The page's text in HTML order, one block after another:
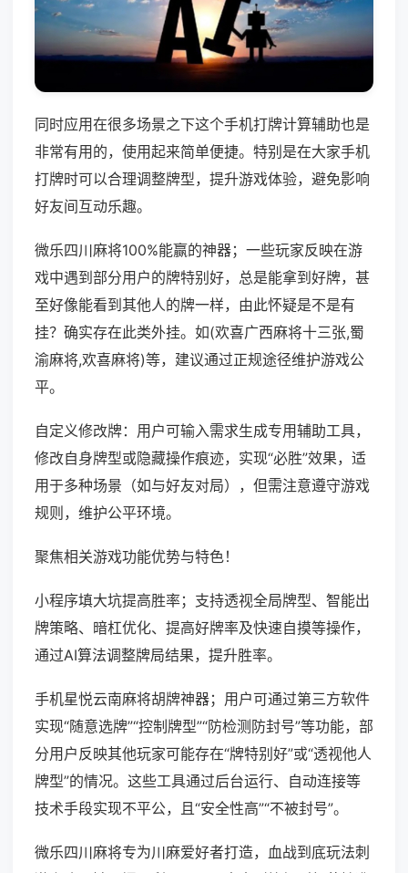
同时应用在很多场景之下这个手机打牌计算辅助也是
非常有用的，使用起来简单便捷。特别是在大家手机
打牌时可以合理调整牌型，提升游戏体验，避免影响
好友间互动乐趣。
微乐四川麻将100%能赢的神器；一些玩家反映在游
戏中遇到部分用户的牌特别好，总是能拿到好牌，甚
至好像能看到其他人的牌一样，由此怀疑是不是有
挂？确实存在此类外挂。如(欢喜广西麻将十三张,蜀
渝麻将,欢喜麻将)等，建议通过正规途径维护游戏公
平。
自定义修改牌：用户可输入需求生成专用辅助工具，
修改自身牌型或隐藏操作痕迹，实现“必胜”效果，适
用于多种场景（如与好友对局），但需注意遵守游戏
规则，维护公平环境。
聚焦相关游戏功能优势与特色！
小程序填大坑提高胜率；支持透视全局牌型、智能出
牌策略、暗杠优化、提高好牌率及快速自摸等操作，
通过AI算法调整牌局结果，提升胜率。
手机星悦云南麻将胡牌神器；用户可通过第三方软件
实现“随意选牌”“控制牌型”“防检测防封号”等功能，部
分用户反映其他玩家可能存在“牌特别好”或“透视他人
牌型”的情况。这些工具通过后台运行、自动连接等
技术手段实现不平公，且“安全性高”“不被封号”。
微乐四川麻将专为川麻爱好者打造，血战到底玩法刺